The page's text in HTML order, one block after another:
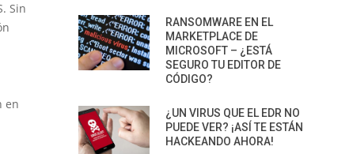
Sin
en
RANSOMWARE EN EL
MARKETPLACE DE
MICROSOFT – ¿ESTÁ
SEGURO TU EDITOR DE
CÓDIGO?
¿UN VIRUS QUE EL EDR NO
PUEDE VER? ¡ASÍ TE ESTÁN
HACKEANDO AHORA!